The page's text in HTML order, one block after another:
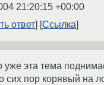
21:20:15 +00:00
ответ
Ссылка
уже эта тема
сих пор корявый на